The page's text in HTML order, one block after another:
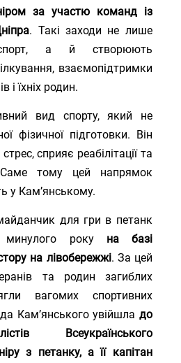
за участю команд із
. Такі заходи не лише
спорт, а й створюють
взаємопідтримки
і їхніх родин.
вид спорту, який не
фізичної підготовки. Він
сприяє реабілітації та
тому цей напрямок
у Кам’янському.
для гри в петанк
минулого року на базі
на лівобережжі. За цей
та родин загиблих
вагомих спортивних
Кам’янського увійшла до
Всеукраїнського
з петанку, а її капітан